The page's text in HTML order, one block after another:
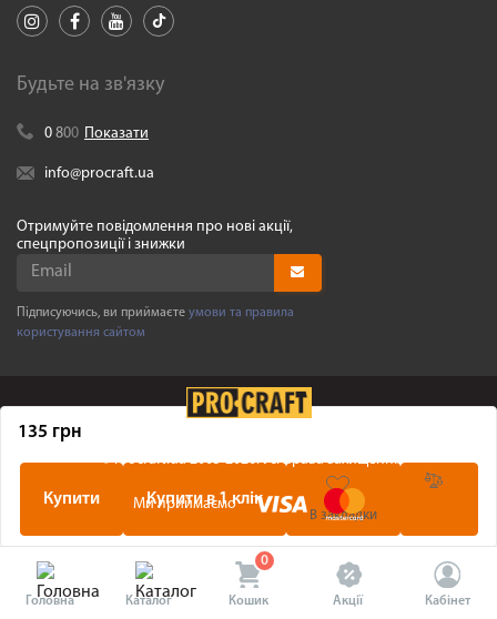
135 грн
Купити Купити в 1 клік
В закладки
Будьте на зв'язку
0 800 Показати
info@procraft.ua
Отримуйте повідомлення про нові акції,
спецпропозиції і знижки
Підписуючись, ви приймаєте умови та правила
користування сайтом
©Procraft.ua2005-2026. Усі права захищенні
Ми приймаємо
Головна Каталог
0
Кошик Акції Кабінет